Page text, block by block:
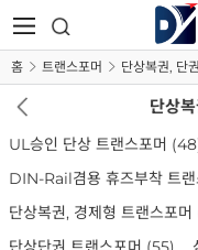
홈 트랜스포머 단상복권, 단
단상
UL승인 단상 트랜스포머
DIN-Rail겸용 휴즈부착 트랜
단상복권, 경제형 트랜스포머